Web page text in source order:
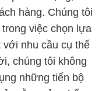
hàng. Chúng tôi
việc chọn lựa
nhu cầu cụ thể
chúng tôi không
những tiến bộ